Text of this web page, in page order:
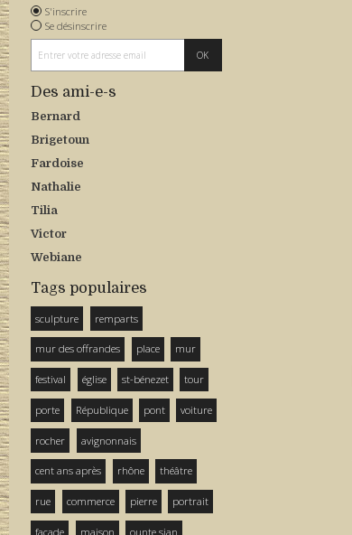
S'inscrire
Se désinscrire
Des ami-e-s
Bernard
Brigetoun
Fardoise
Nathalie
Tilia
Victor
Webiane
Tags populaires
sculpture remparts
mur des offrandes place mur
festival église st-bénezet tour
porte République pont voiture
rocher avignonnais
cent ans après rhône théâtre
rue commerce pierre portrait
façade maison ounte sian